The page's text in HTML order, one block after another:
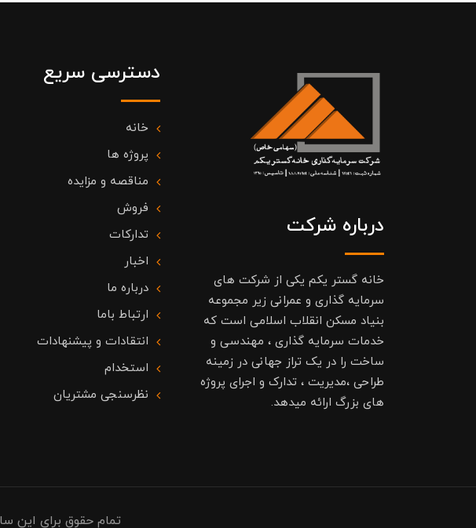
درباره شرکت
خانه گستر یکم یکی از شرکت های
سرمایه گذاری و عمرانی زیر مجموعه
بنیاد مسکن انقلاب اسلامی است که
خدمات سرمایه گذاری ، مهندسی و
ساخت را در یک تراز جهانی در زمینه
طراحی ،مدیریت ، تدارک و اجرای پروژه
های بزرگ ارائه میدهد.
دسترسی سریع
خانه
پروژه ها
مناقصه و مزایده
فروش
تدارکات
اخبار
درباره ما
ارتباط باما
انتقادات و پیشنهادات
استخدام
نظرسنجی مشتریان
تمام حقوق برای این